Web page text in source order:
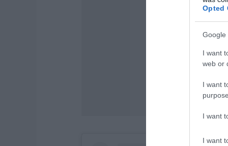
Opted
Google
I want
web or
I want
I want
I want